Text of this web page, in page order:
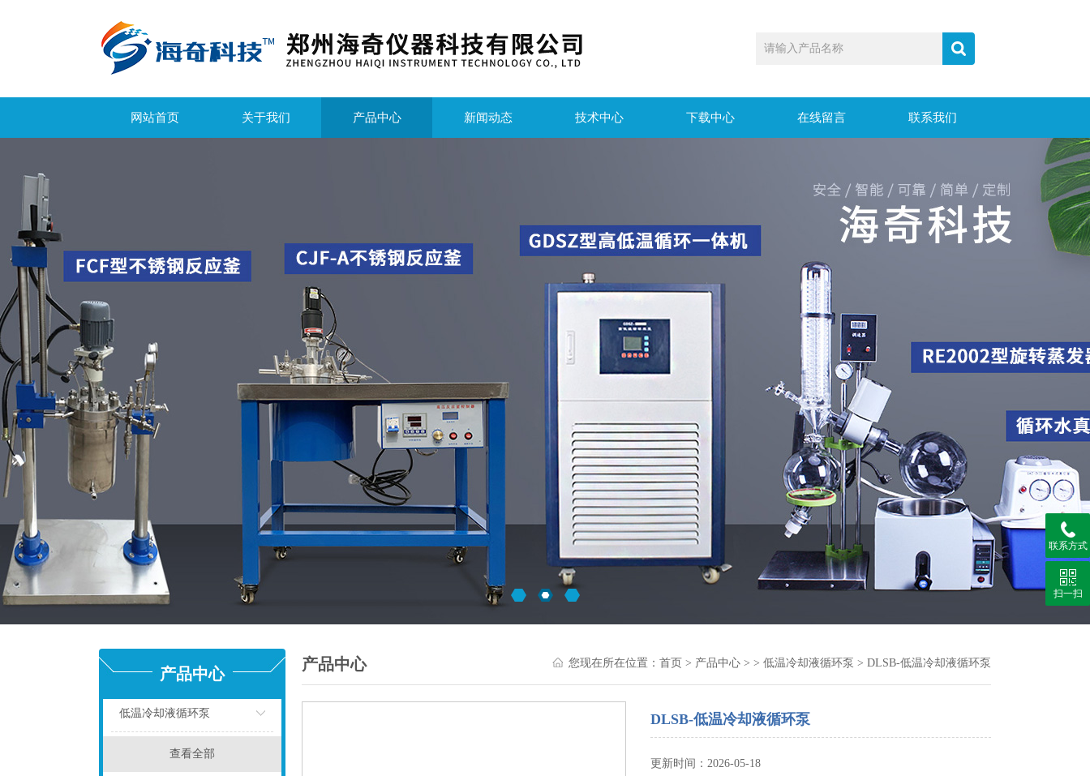
网站首页 关于我们 产品中心 新闻动态 技术中心 下载中心 在线留言 联系我们
产品中心
低温冷却液循环泵
查看全部
产品中心 您现在所在位置： 首页 > 产品中心 > > 低温冷却液循环泵 > DLSB-低温冷却液循环泵
DLSB-低温冷却液循环泵
更新时间：2026-05-18
联系方式
扫一扫